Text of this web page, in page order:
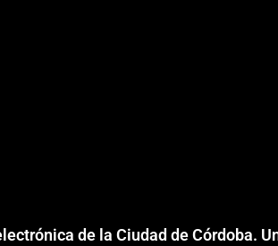
de la Ciudad de Córdoba.